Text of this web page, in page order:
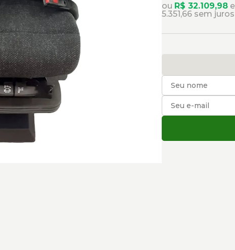
ou R$ 32.109,98
5.351,66 sem